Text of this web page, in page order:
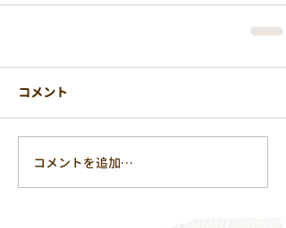
コメント
コメントを追加…